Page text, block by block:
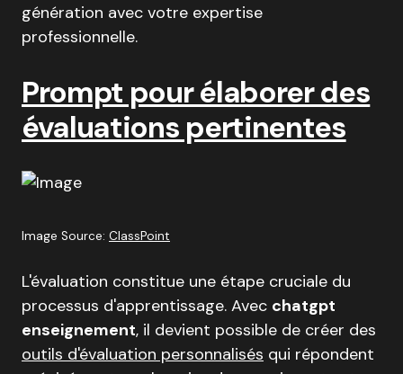
génération avec votre expertise
professionnelle.
Prompt pour élaborer des
évaluations pertinentes
Image Source: ClassPoint
L'évaluation constitue une étape cruciale du
processus d'apprentissage. Avec chatgpt
enseignement, il devient possible de créer des
outils d'évaluation personnalisés qui répondent